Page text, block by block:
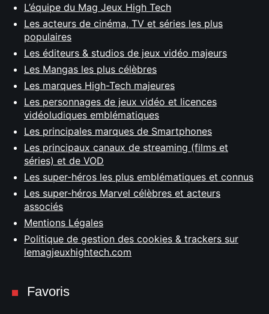
L’équipe du Mag Jeux High Tech
Les acteurs de cinéma, TV et séries les plus
populaires
Les éditeurs & studios de jeux vidéo majeurs
Les Mangas les plus célèbres
Les marques High-Tech majeures
Les personnages de jeux vidéo et licences
vidéoludiques emblématiques
Les principales marques de Smartphones
Les principaux canaux de streaming (films et
séries) et de VOD
Les super-héros les plus emblématiques et connus
Les super-héros Marvel célèbres et acteurs
associés
Mentions Légales
Politique de gestion des cookies & trackers sur
lemagjeuxhightech.com
Favoris